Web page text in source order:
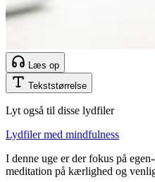
Læs op
Tekststørrelse
Lyt også til disse lydfiler
Lydfiler med mindfulness
I denne uge er der fokus på
meditation på kærlighed og